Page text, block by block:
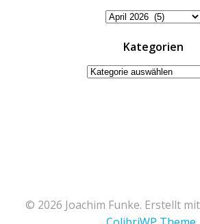
Archiv
Kategorien
Kategorien
© 2026 Joachim Funke. Erstellt